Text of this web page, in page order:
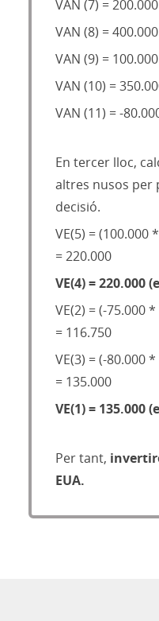
VAN (7) = 200.000
VAN (8) = 400.000
VAN (9) = 100.000
VAN (10) =
VAN (11) = -
En tercer lloc,
altres nusos per
decisió.
VE(5) = (100.000
= 220.000
VE(4) = 220.000
VE(2) = (-75.000
= 116.750
VE(3) = (-80.000
= 135.000
VE(1) = 135.000
Per tant,
EUA.